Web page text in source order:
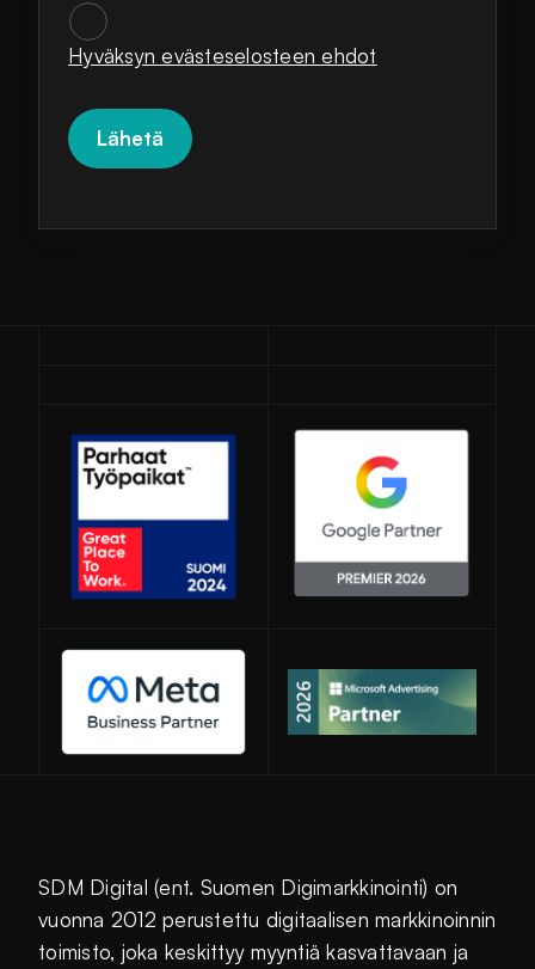
SUOSTUMUKSET
Hyväksyn evästeselosteen ehdot
Avautuu uuteen ikkunaan
SDM Digital (ent. Suomen Digimarkkinointi) on
vuonna 2012 perustettu digitaalisen markkinoinnin
toimisto, joka keskittyy myyntiä kasvattavaan ja